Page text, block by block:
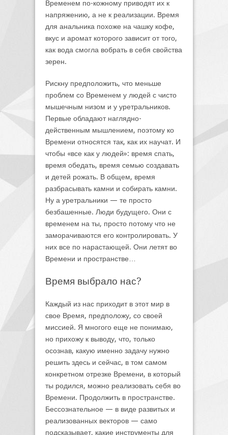
Временем по-кожному приводят их к
напряжению, а не к реализации. Время
для анальника похоже на чашку кофе,
вкус и аромат которого зависит от того,
как вода смогла вобрать в себя свойства
зерен.
Рискну предположить, что меньше
проблем со Временем у людей с чисто
мышечным низом и у уретральников.
Первые обладают наглядно-
действенным мышлением, поэтому ко
Времени относятся так, как их научат. И
чтобы «все как у людей»: время спать,
время обедать, время семью создавать
и детей рожать. В общем, время
разбрасывать камни и собирать камни.
Ну а уретральники — те просто
безбашенные. Люди будущего. Они с
временем на ты, просто потому что не
заморачиваются его контролировать. У
них все по нарастающей. Они летят во
Времени и пространстве…
Время выбрало нас?
Каждый из нас приходит в этот мир в
свое Время, предположу, со своей
миссией. Я многого еще не понимаю,
но прихожу к выводу, что, только
осознав, какую именно задачу нужно
решить здесь и сейчас, в том самом
конкретном отрезке Времени, в который
ты родился, можно реализовать себя во
Времени. Продолжить в пространстве.
Бессознательное — в виде развитых и
реализованных векторов — само
подсказывает, какие инструменты для